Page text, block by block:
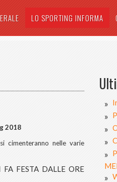
LO SPORTING INFORMA
2018
si cimenteranno nelle varie
FESTA DALLE ORE